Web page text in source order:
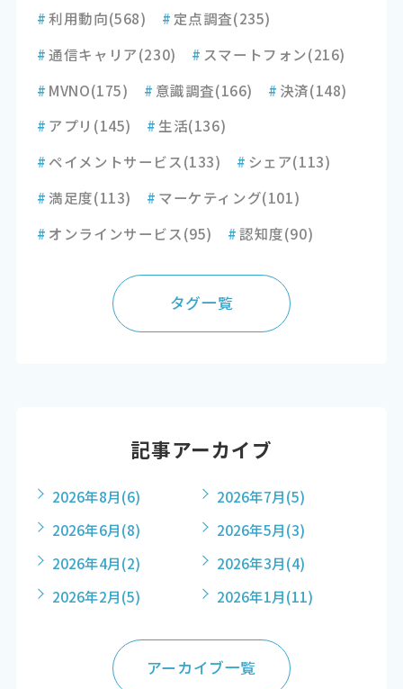
#利用動向(568) # 定点調査(235)
#通信キャリア(230) # スマートフォン(216)
# MVNO(175) # 意識調査(166) # 決済(148)
# アプリ (145) # 生活(136)
# ペイメントサービス(133) # シェア(113)
#満足度(113) # マーケティング(101)
# オンラインサービス(95) #認知度(90)
タグ一覧
記事アーカイブ
2026年8月(6) 2026年7月(5)
2026年6月(8) 2026年5月(3)
2026年4月(2) 2026年3月(4)
2026年2月(5) 2026年1月(11)
アーカイブ一覧